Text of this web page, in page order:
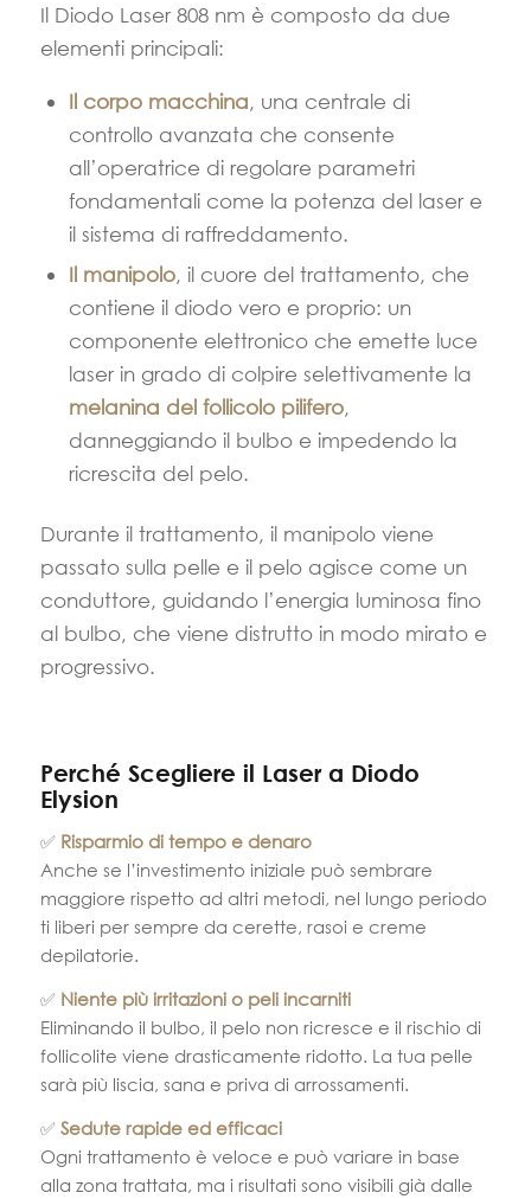
Il Diodo Laser 808 nm è composto da due
elementi principali:
Il corpo macchina, una centrale di
controllo avanzata che consente
all’operatrice di regolare parametri
fondamentali come la potenza del laser e
il sistema di raffreddamento.
Il manipolo, il cuore del trattamento, che
contiene il diodo vero e proprio: un
componente elettronico che emette luce
laser in grado di colpire selettivamente la
melanina del follicolo pilifero,
danneggiando il bulbo e impedendo la
ricrescita del pelo.
Durante il trattamento, il manipolo viene
passato sulla pelle e il pelo agisce come un
conduttore, guidando l’energia luminosa fino
al bulbo, che viene distrutto in modo mirato e
progressivo.
Perché Scegliere il Laser a Diodo
Elysion
✅ Risparmio di tempo e denaro
Anche se l’investimento iniziale può sembrare
maggiore rispetto ad altri metodi, nel lungo periodo
ti liberi per sempre da cerette, rasoi e creme
depilatorie.
✅ Niente più irritazioni o peli incarniti
Eliminando il bulbo, il pelo non ricresce e il rischio di
follicolite viene drasticamente ridotto. La tua pelle
sarà più liscia, sana e priva di arrossamenti.
✅ Sedute rapide ed efficaci
Ogni trattamento è veloce e può variare in base
alla zona trattata, ma i risultati sono visibili già dalle